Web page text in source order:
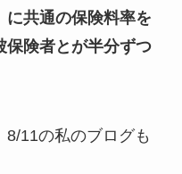
に共通の保険料率を
保険者とが半分ずつ
11の私のブログも